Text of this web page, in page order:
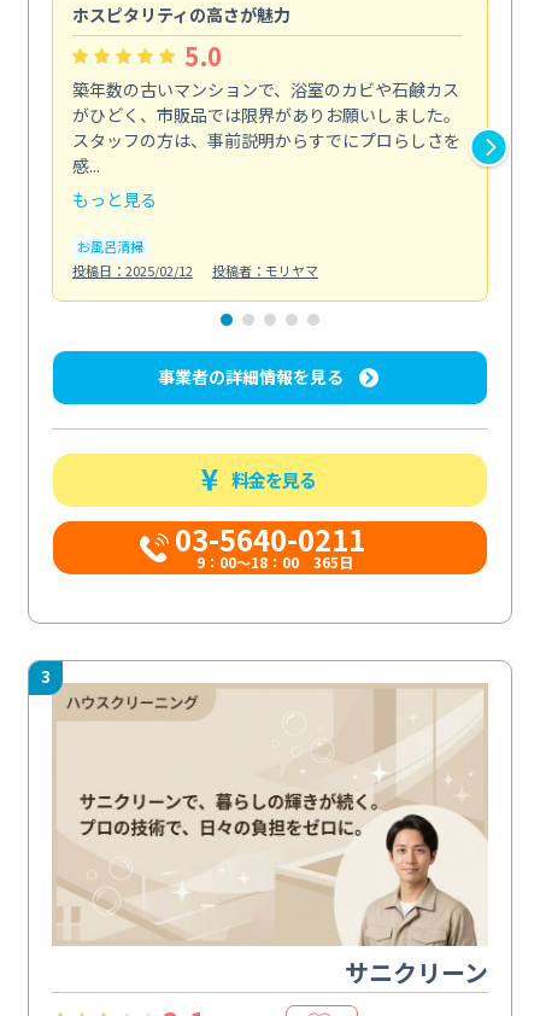
ホスピタリティの高さが魅力
5.0
築年数の古いマンションで、浴室のカビや石鹸カス
がひどく、市販品では限界がありお願いしました。
スタッフの方は、事前説明からすでにプロらしさを
感...
もっと見る
お風呂清掃
投稿日：2025/02/12
投稿者：モリヤマ
事業者の詳細情報を見る
料金を見る
03-5640-0211
9：00～18：00 365日
3
サニクリーン